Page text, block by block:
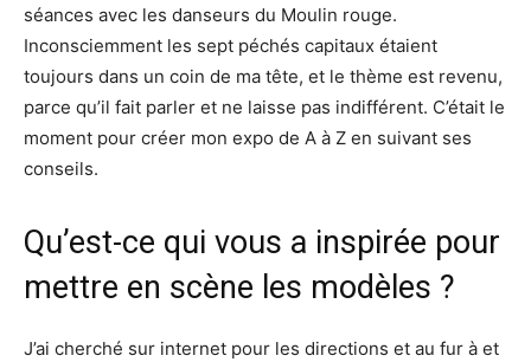
séances avec les danseurs du Moulin rouge.
Inconsciemment les sept péchés capitaux étaient
toujours dans un coin de ma tête, et le thème est revenu,
parce qu’il fait parler et ne laisse pas indifférent. C’était le
moment pour créer mon expo de A à Z en suivant ses
conseils.
Qu’est-ce qui vous a inspirée pour
mettre en scène les modèles ?
J’ai cherché sur internet pour les directions et au fur à et